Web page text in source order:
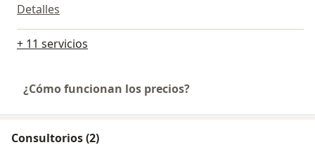
Detalles
+ 11 servicios
¿Cómo funcionan los precios?
Consultorios (2)